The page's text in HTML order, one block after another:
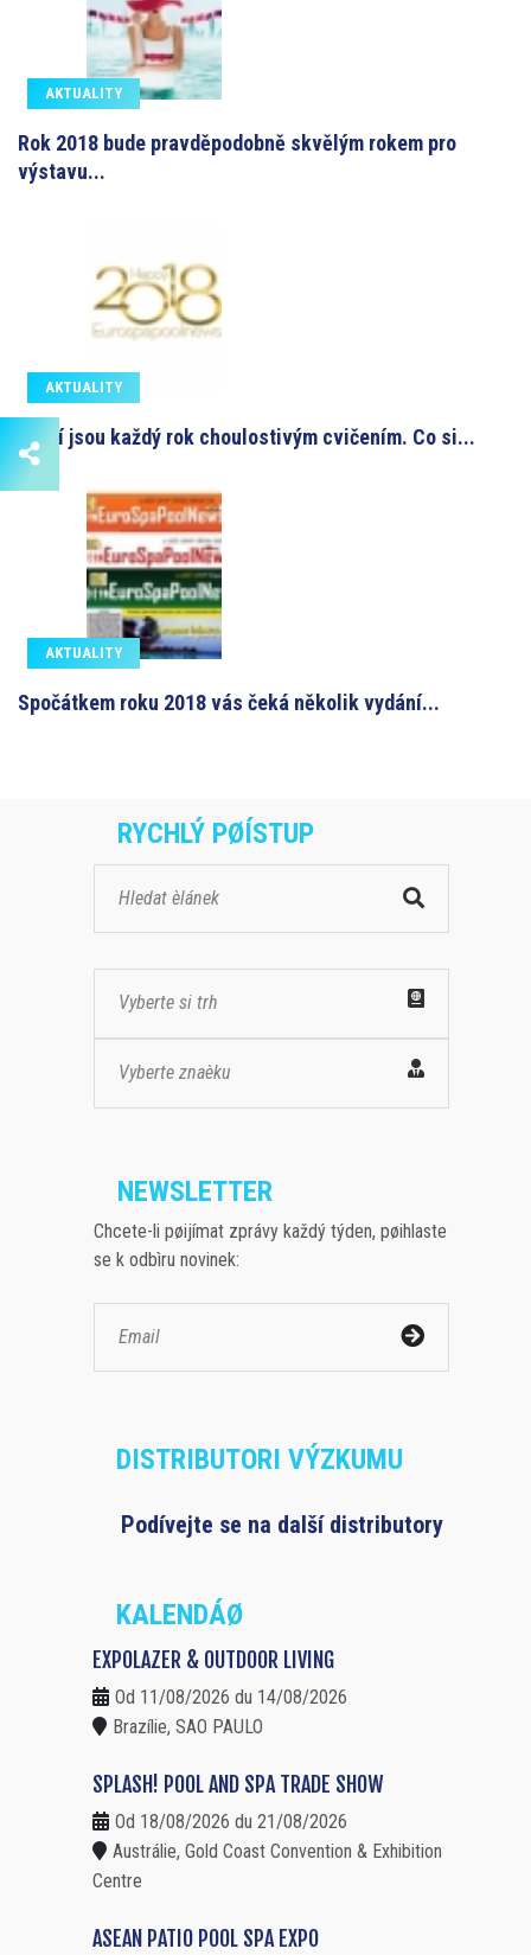
AKTUALITY
Rok 2018 bude pravděpodobně skvělým rokem pro
výstavu...
AKTUALITY
Přání jsou každý rok choulostivým cvičením. Co si...
AKTUALITY
Spočátkem roku 2018 vás čeká několik vydání...
RYCHLÝ PØÍSTUP
Vyberte si trh
Vyberte znaèku
NEWSLETTER
Chcete-li pøijímat zprávy každý týden, pøihlaste
se k odbìru novinek:
DISTRIBUTORI VÝZKUMU
Podívejte se na další distributory
KALENDÁØ
EXPOLAZER & OUTDOOR LIVING
Od 11/08/2026 du 14/08/2026
Brazílie, SAO PAULO
SPLASH! POOL AND SPA TRADE SHOW
Od 18/08/2026 du 21/08/2026
Austrálie, Gold Coast Convention & Exhibition
Centre
ASEAN PATIO POOL SPA EXPO